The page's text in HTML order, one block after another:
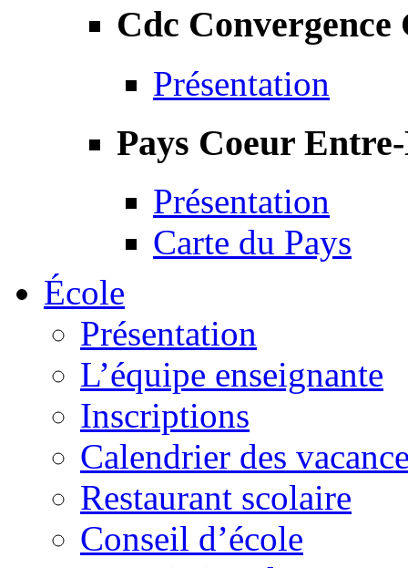
Cdc Convergence
Présentation
Pays Coeur
Présentation
Carte du Pays
École
Présentation
L’équipe enseignante
Inscriptions
Calendrier des
Restaurant scolaire
Conseil d’école